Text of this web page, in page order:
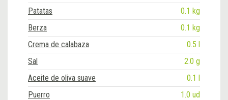
Patatas
0.1 kg
Berza
0.1 kg
Crema de calabaza
0.5 l
Sal
2.0 g
Aceite de oliva suave
0.1 l
Puerro
1.0 ud